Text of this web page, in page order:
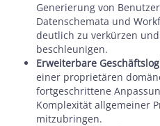
Generierung von
Datenschemata und
deutlich zu verkürzen
beschleunigen.
Erweiterbare
einer proprietären
fortgeschrittene
Komplexität allgemeiner
mitzubringen.